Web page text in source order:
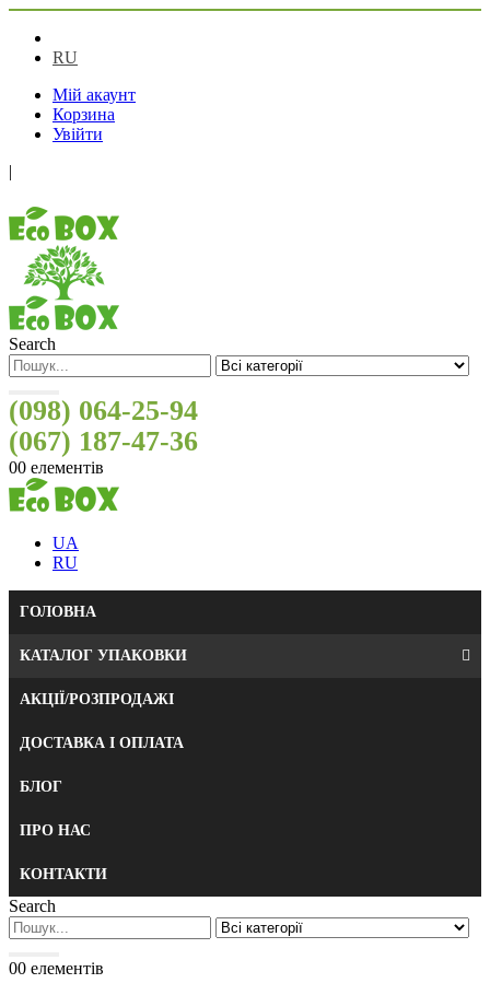
RU
Мій акаунт
Корзина
Увійти
|
Search
(098) 064-25-94
(067) 187-47-36
00 елементів
UA
RU
ГОЛОВНА
КАТАЛОГ УПАКОВКИ
АКЦІЇ/РОЗПРОДАЖІ
ДОСТАВКА І ОПЛАТА
БЛОГ
ПРО НАС
КОНТАКТИ
Search
00 елементів